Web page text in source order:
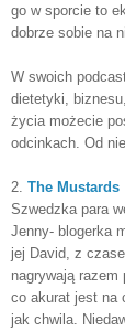
go w sporcie to
dobrze sobie na
W swoich
dietetyki,
życia możecie
odcinkach. Od
2. The Mustards
Szwedzka para
Jenny- blogerka
jej David, z
nagrywają
co akurat jest na
jak chwila.